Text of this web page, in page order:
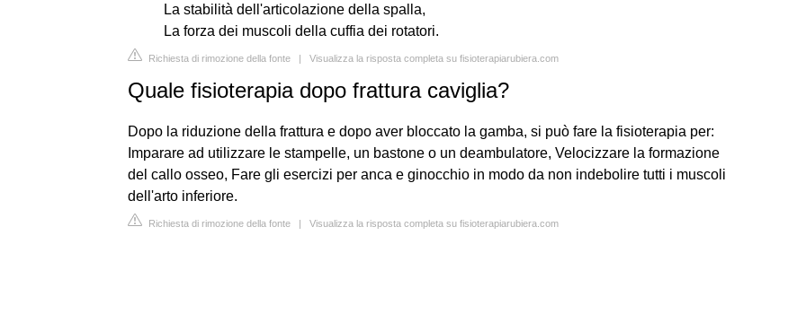
La stabilità dell'articolazione della spalla,
La forza dei muscoli della cuffia dei rotatori.
Richiesta di rimozione della fonte | Visualizza la risposta completa su fisioterapiarubiera.com
Quale fisioterapia dopo frattura caviglia?
Dopo la riduzione della frattura e dopo aver bloccato la gamba, si può fare la fisioterapia per:
Imparare ad utilizzare le stampelle, un bastone o un deambulatore, Velocizzare la formazione
del callo osseo, Fare gli esercizi per anca e ginocchio in modo da non indebolire tutti i muscoli
dell'arto inferiore.
Richiesta di rimozione della fonte | Visualizza la risposta completa su fisioterapiarubiera.com